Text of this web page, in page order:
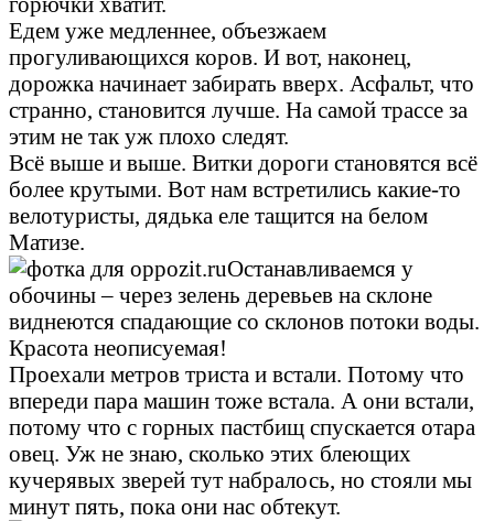
Едем уже медленнее, объезжаем
прогуливающихся коров. И вот, наконец,
дорожка начинает забирать вверх. Асфальт, что
странно, становится лучше. На самой трассе за
этим не так уж плохо следят.
Всё выше и выше. Витки дороги становятся всё
более крутыми. Вот нам встретились какие-то
велотуристы, дядька еле тащится на белом
Матизе.
Останавливаемся у
обочины – через зелень деревьев на склоне
виднеются спадающие со склонов потоки воды.
Красота неописуемая!
Проехали метров триста и встали. Потому что
впереди пара машин тоже встала. А они встали,
потому что с горных пастбищ спускается отара
овец. Уж не знаю, сколько этих блеющих
кучерявых зверей тут набралось, но стояли мы
минут пять, пока они нас обтекут.